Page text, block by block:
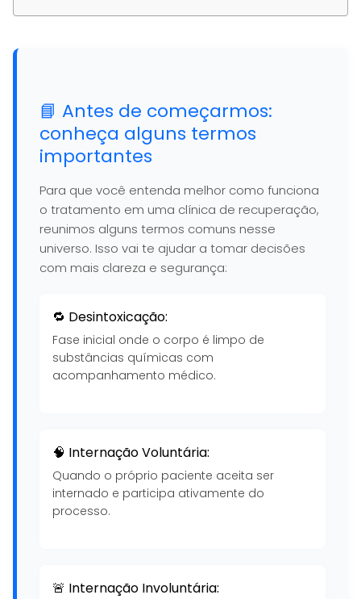
📘 Antes de começarmos:
conheça alguns termos
importantes
Para que você entenda melhor como funciona
o tratamento em uma clínica de recuperação,
reunimos alguns termos comuns nesse
universo. Isso vai te ajudar a tomar decisões
com mais clareza e segurança:
🔁 Desintoxicação:
Fase inicial onde o corpo é limpo de
substâncias químicas com
acompanhamento médico.
🧠 Internação Voluntária:
Quando o próprio paciente aceita ser
internado e participa ativamente do
processo.
🚨 Internação Involuntária: